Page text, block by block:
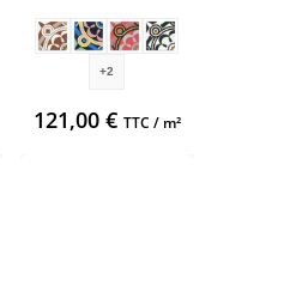
+2
121,00 € TTC / m²